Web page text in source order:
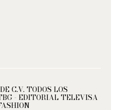
C.V. TODOS LOS
- EDITORIAL TELEVISA